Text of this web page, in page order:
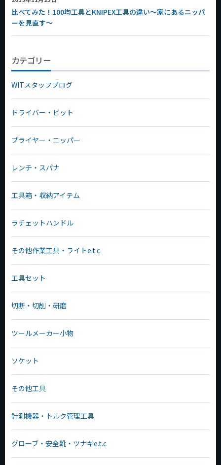
比べてみた！100均工具とKNIPEX工具の違い～家にあるニッパ
ーを見直す～
カテゴリー
WITスタッフブログ
ドライバー・ビット
プライヤー・ニッパー
レンチ・スパナ
工具箱・収納アイテム
ラチェットハンドル
その他作業工具・ライトe.t.c
工具セット
切断・切削・研磨
ツールメーカー小物
ソケット
その他工具
計測機器・トルク管理工具
グローブ・安全靴・ツナギe.t.c